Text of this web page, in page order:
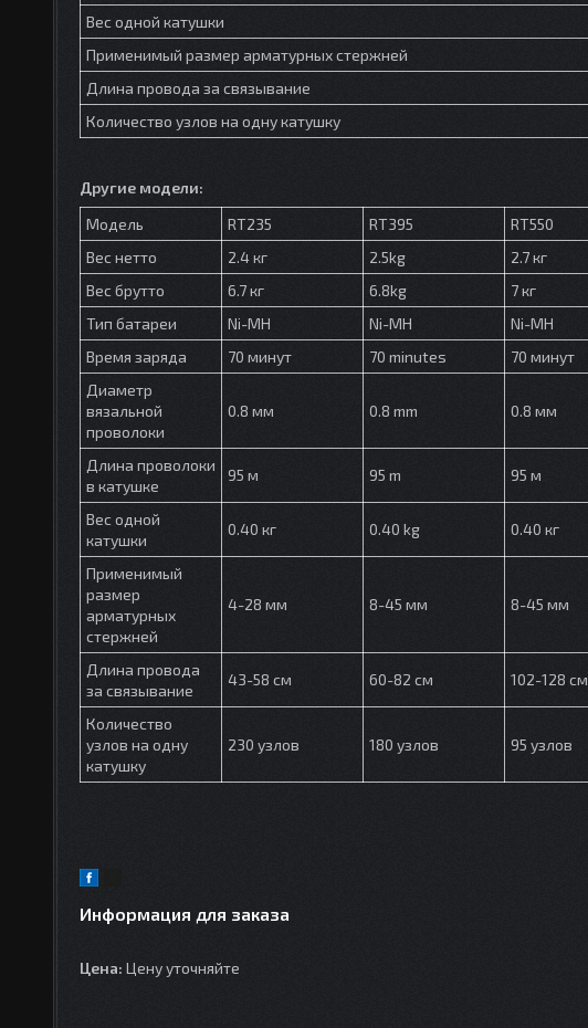
Вес одной катушки
Применимый размер арматурных стержней
Длина провода за связывание
Количество узлов на одну катушку
Другие модели:
Модель
RT235 RT395 RT550
Вес нетто
2.4 кг 2.5kg 2.7 кг
Вес брутто
6.7 кг 6.8kg 7 кг
Тип батареи
Ni-MH Ni-MH Ni-MH
Время заряда
70 минут 70 minutes 70 минут
Диаметр
вязальной
проволоки
0.8 мм 0.8 mm 0.8 мм
Длина проволоки
в катушке
95 м 95 m 95 м
Вес одной
катушки
0.40 кг 0.40 kg 0.40 кг
Применимый
размер
арматурных
стержней
4-28 мм 8-45 мм 8-45 мм
Длина провода
за связывание
43-58 см 60-82 см 102-128 см
Количество
узлов на одну
катушку
230 узлов 180 узлов 95 узлов
Информация для заказа
Цена: Цену уточняйте